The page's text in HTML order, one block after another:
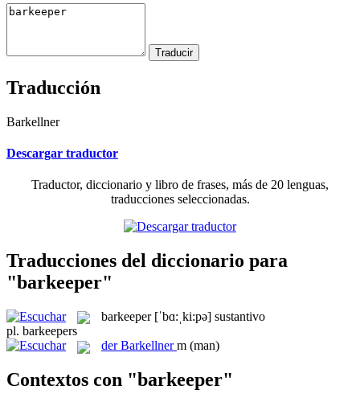
Traducción
Barkellner
Descargar traductor
Traductor, diccionario y libro de frases, más de 20 lenguas,
traducciones seleccionadas.
Traducciones del diccionario para
"barkeeper"
barkeeper [ˈbɑ:ˌki:pə] sustantivo
pl. barkeepers
derBarkellner m (man)
Contextos con "barkeeper"